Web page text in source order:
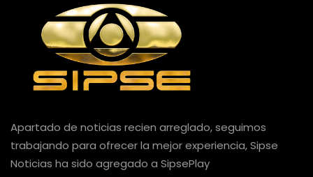
Apartado de noticias recien arreglado, seguimos
trabajando para ofrecer la mejor experiencia, Sipse
Noticias ha sido agregado a SipsePlay